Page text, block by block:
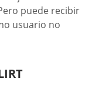
puede recibir
usuario no